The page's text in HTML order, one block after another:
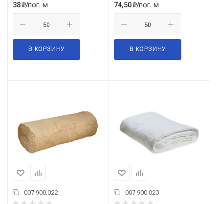
38₽/пог. м
В КОРЗИНУ
74,50₽/пог. м
В КОРЗИНУ
007.900.022 007.900.023